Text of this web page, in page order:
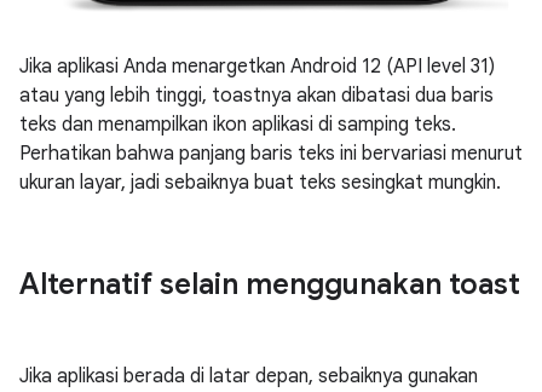
Jika aplikasi Anda menargetkan Android 12 (API level 31)
atau yang lebih tinggi, toastnya akan dibatasi dua baris
teks dan menampilkan ikon aplikasi di samping teks.
Perhatikan bahwa panjang baris teks ini bervariasi menurut
ukuran layar, jadi sebaiknya buat teks sesingkat mungkin.
Alternatif selain menggunakan toast
Jika aplikasi berada di latar depan, sebaiknya gunakan